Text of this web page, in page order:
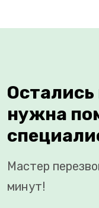
нужна
Мастер
минут!